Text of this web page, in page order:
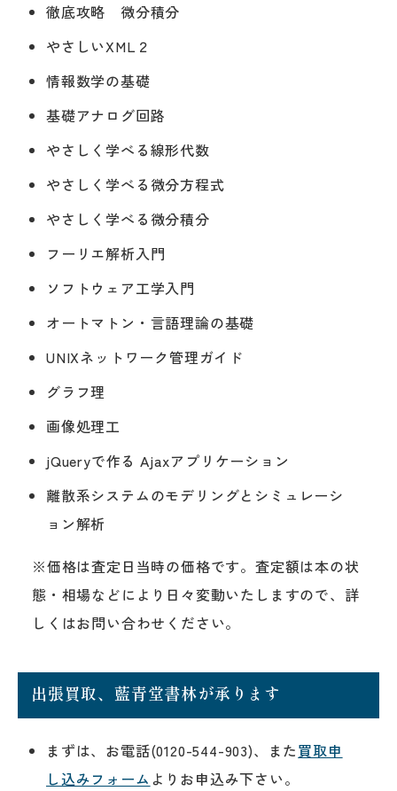
徹底攻略 微分積分
やさしいXML２
情報数学の基礎
基礎アナログ回路
やさしく学べる線形代数
やさしく学べる微分方程式
やさしく学べる微分積分
フーリエ解析入門
ソフトウェア工学入門
オートマトン・言語理論の基礎
UNIXネットワーク管理ガイド
グラフ理
画像処理工
jQueryで作る Ajaxアプリケーション
離散系システムのモデリングとシミュレーシ
ョン解析
※価格は査定日当時の価格です。査定額は本の状
態・相場などにより日々変動いたしますので、詳
しくはお問い合わせください。
出張買取、藍青堂書林が承ります
まずは、お電話(0120-544-903)、また買取申
し込みフォーム よりお申込み下さい。